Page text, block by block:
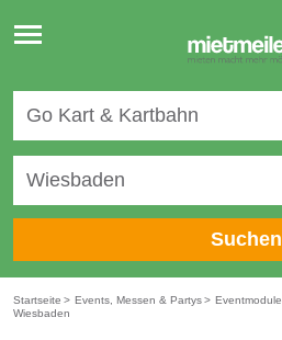
Toggle
navigation
Suchen
Startseite > Events, Messen & Partys> Eventmodule
Wiesbaden